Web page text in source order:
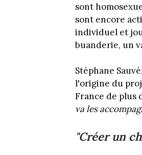
sont
sont encore
individuel et
buanderie, un
Stéphane
l'origine du
France de plus
va les
"Créer un